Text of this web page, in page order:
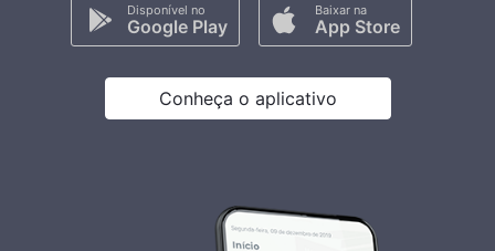
Disponível no
Google Play
Baixar na
App Store
Conheça o aplicativo